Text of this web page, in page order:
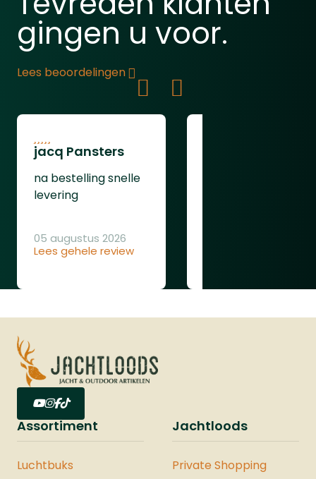
gingen u voor.
Lees beoordelingen
jacq Pansters
na bestelling snelle
levering
Lees gehele review
05 augustus 2026
Assortiment
Luchtbuks
Jachtloods
Private Shopping